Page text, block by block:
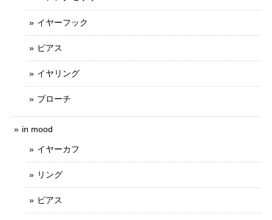
イヤーフック
ピアス
イヤリング
ブローチ
in mood
イヤーカフ
リング
ピアス